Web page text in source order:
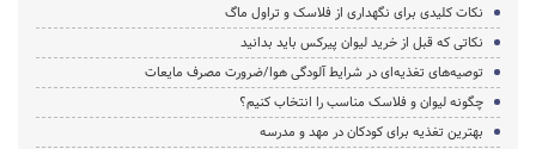
نکات کلیدی برای نگهداری از فلاسک و تراول ماگ
نکاتی که قبل از خرید لیوان پیرکس باید بدانید
توصیه‌های تغذیه‌ای در شرایط آلودگی هوا/ضرورت مصرف مایعات
چگونه لیوان و فلاسک مناسب را انتخاب کنیم؟
بهترین تغذیه برای کودکان در مهد و مدرسه